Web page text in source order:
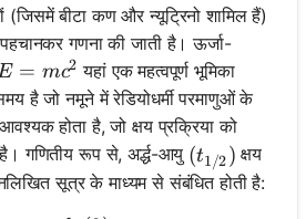
(जिसमें बीटा कण और न्यूट्रिनो शामिल हैं)
गणना की जाती है। ऊर्जा-
= mc2 यहां एक महत्वपूर्ण भूमिका
है जो नमूने में रेडियोधर्मी परमाणुओं के
होता है, जो क्षय प्रक्रिया को
गणितीय रूप से, अर्द्ध-आयु (t_{1/2})
(t1/2) क्षय
सूत्र के माध्यम से संबंधित होती है: